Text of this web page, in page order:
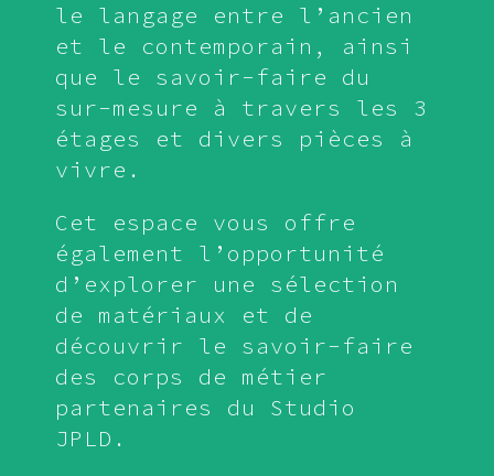
le langage entre l’ancien
et le contemporain, ainsi
que le savoir-faire du
sur-mesure à travers les 3
étages et divers pièces à
vivre.
Cet espace vous offre
également l’opportunité
d’explorer une sélection
de matériaux et de
découvrir le savoir-faire
des corps de métier
partenaires du Studio
JPLD.